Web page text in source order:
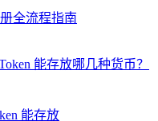
全流程指南
能存放